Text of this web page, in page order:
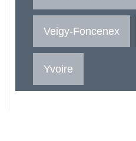
Veigy-Foncenex
Yvoire